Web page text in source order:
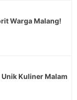
Warga Malang!
Unik Kuliner Malam